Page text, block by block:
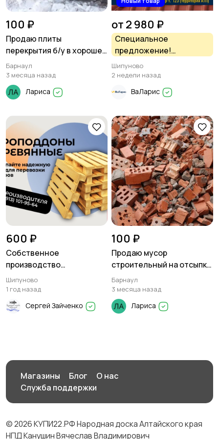
100 ₽
Продаю плиты
перекрытия б/у в хорошем
состоянии.
Барнаул
3 месяца назад
Лариса
от 2 980 ₽
Специальное
предложение!
Профнастил от 2980
рублей Строительный
магазин ВаЛарис
Шипуново
Шипуново
2 недели назад
ВаЛарис
600 ₽
Собственное
производство
деревянных поддонов
Шипуново
1 год назад
Сергей Зайченко
100 ₽
Продаю мусор
строительный на отсыпку
дорог.
Барнаул
3 месяца назад
Лариса
Магазины Блог
О нас
Служба поддержки
© 2026 КУПИ22.РФ Народная доска Алтайского края
НПД Канушин Вячеслав Владимирович